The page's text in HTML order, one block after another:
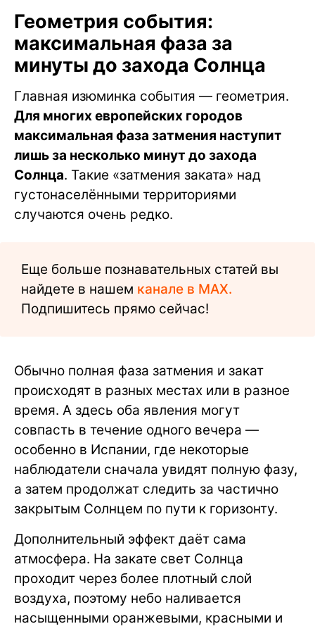
Геометрия события:
максимальная фаза за
минуты до захода Солнца
Главная изюминка события — геометрия.
Для многих европейских городов
максимальная фаза затмения наступит
лишь за несколько минут до захода
Солнца. Такие «затмения заката» над
густонаселёнными территориями
случаются очень редко.
Еще больше познавательных статей вы
найдете в нашем канале в MAX.
Подпишитесь прямо сейчас!
Обычно полная фаза затмения и закат
происходят в разных местах или в разное
время. А здесь оба явления могут
совпасть в течение одного вечера —
особенно в Испании, где некоторые
наблюдатели сначала увидят полную фазу,
а затем продолжат следить за частично
закрытым Солнцем по пути к горизонту.
Дополнительный эффект даёт сама
атмосфера. На закате свет Солнца
проходит через более плотный слой
воздуха, поэтому небо наливается
насыщенными оранжевыми, красными и